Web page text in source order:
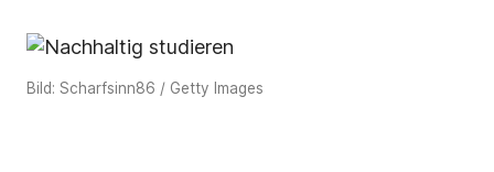
Bild: Scharfsinn86 / Getty Images